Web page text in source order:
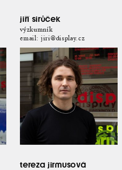
jiří sirůček
výzkumník
email:jiri@display.cz
tereza jirmusová